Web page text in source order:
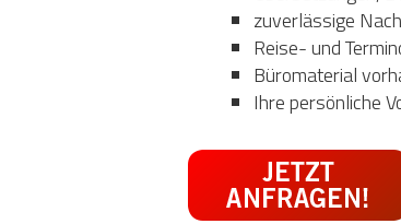
zuverlässige
Reise- und
Büromaterial
Ihre persönliche